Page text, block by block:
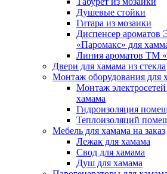
Душевые стойки
Гитара из мозаики
Диспенсер
«Паромакс» для
Линия ароматов ТМ
Двери для хамама из стекла
Монтаж оборудования для
Монтаж
хамама
Гидроизоляция
Теплоизоляций
Мебель для хамама на заказ
Лежак для хамама
Свод для хамама
Душ для хамама